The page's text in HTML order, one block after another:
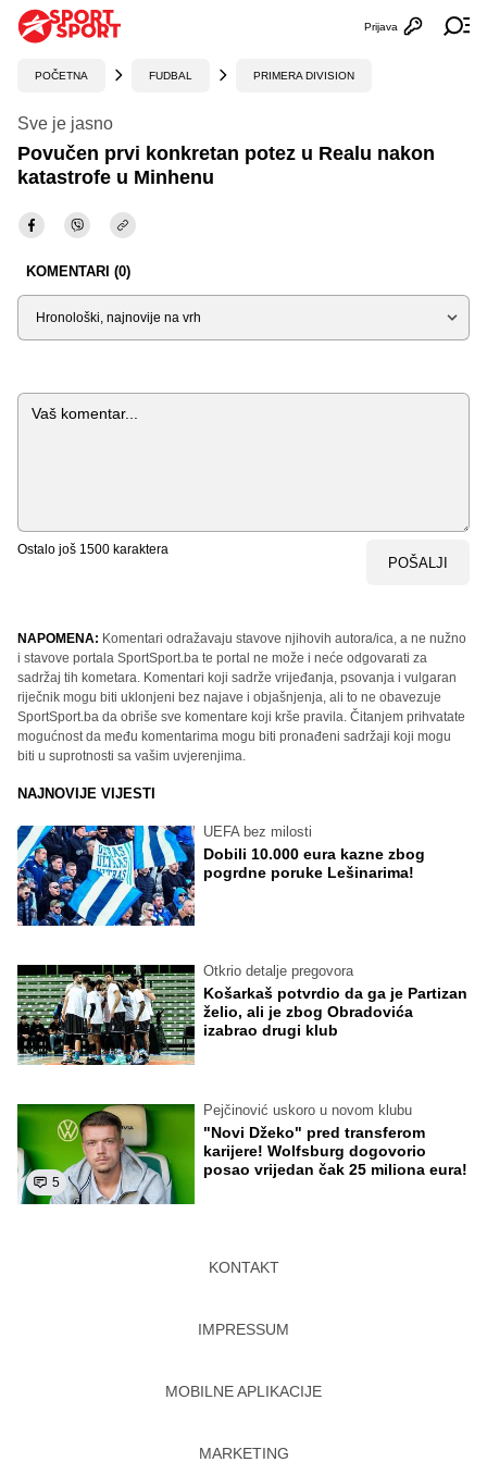
Otvori
Prijava
POČETNA FUDBAL PRIMERA DIVISION
Sve je jasno
Povučen prvi konkretan potez u Realu nakon
katastrofe u Minhenu
KOMENTARI (0)
Sortiraj
Komentar
Ostalo još 1500 karaktera
POŠALJI
NAPOMENA: Komentari odražavaju stavove njihovih autora/ica, a ne nužno
i stavove portala SportSport.ba te portal ne može i neće odgovarati za
sadržaj tih kometara. Komentari koji sadrže vrijeđanja, psovanja i vulgaran
riječnik mogu biti uklonjeni bez najave i objašnjenja, ali to ne obavezuje
SportSport.ba da obriše sve komentare koji krše pravila. Čitanjem prihvatate
mogućnost da među komentarima mogu biti pronađeni sadržaji koji mogu
biti u suprotnosti sa vašim uvjerenjima.
NAJNOVIJE VIJESTI
UEFA bez milosti
Dobili 10.000 eura kazne zbog
pogrdne poruke Lešinarima!
Otkrio detalje pregovora
Košarkaš potvrdio da ga je Partizan
želio, ali je zbog Obradovića
izabrao drugi klub
5
Pejčinović uskoro u novom klubu
"Novi Džeko" pred transferom
karijere! Wolfsburg dogovorio
posao vrijedan čak 25 miliona eura!
KONTAKT
IMPRESSUM
MOBILNE APLIKACIJE
MARKETING